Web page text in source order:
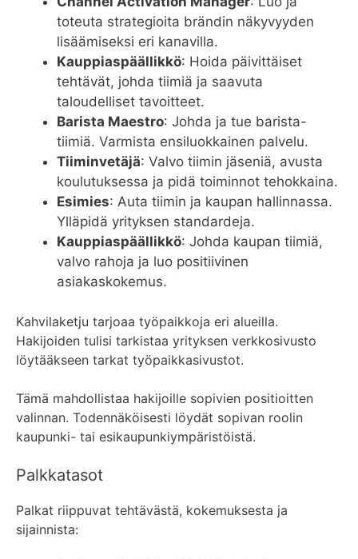
toteuta strategioita brändin näkyvyyden
lisäämiseksi eri kanavilla.
Kauppiaspäällikkö: Hoida päivittäiset
tehtävät, johda tiimiä ja saavuta
taloudelliset tavoitteet.
Barista Maestro: Johda ja tue barista-
tiimiä. Varmista ensiluokkainen palvelu.
Tiiminvetäjä: Valvo tiimin jäseniä, avusta
koulutuksessa ja pidä toiminnot tehokkaina.
Esimies: Auta tiimin ja kaupan hallinnassa.
Ylläpidä yrityksen standardeja.
Kauppiaspäällikkö: Johda kaupan tiimiä,
valvo rahoja ja luo positiivinen
asiakaskokemus.
Kahvilaketju tarjoaa työpaikkoja eri alueilla.
Hakijoiden tulisi tarkistaa yrityksen verkkosivusto
löytääkseen tarkat työpaikkasivustot.
Tämä mahdollistaa hakijoille sopivien positioitten
valinnan. Todennäköisesti löydät sopivan roolin
kaupunki- tai esikaupunkiympäristöistä.
Palkkatasot
Palkat riippuvat tehtävästä, kokemuksesta ja
sijainnista: